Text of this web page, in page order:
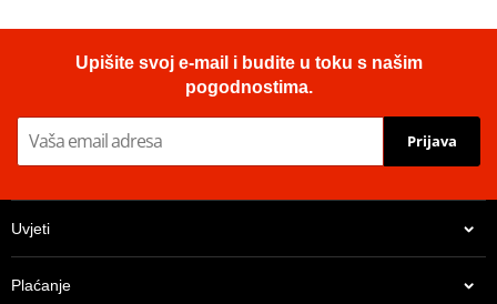
Upišite svoj e-mail i budite u toku s našim
pogodnostima.
Prijava
Uvjeti
Plaćanje